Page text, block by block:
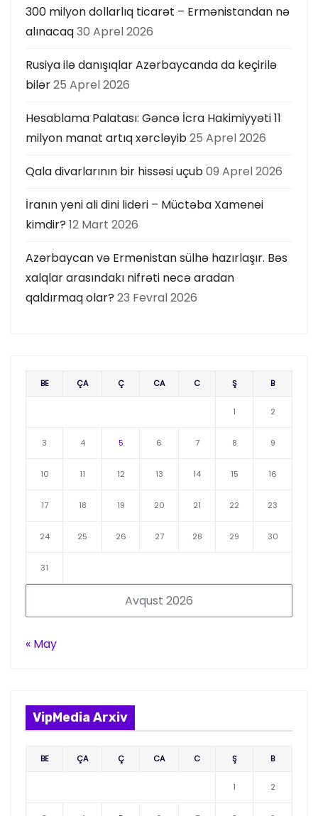
300 milyon dollarlıq ticarət – Ermənistandan nə
alınacaq30 Aprel 2026
Rusiya ilə danışıqlar Azərbaycanda da keçirilə
bilər25 Aprel 2026
Hesablama Palatası: Gəncə İcra Hakimiyyəti 11
milyon manat artıq xərcləyib25 Aprel 2026
Qala divarlarının bir hissəsi uçub09 Aprel 2026
İranın yeni ali dini lideri – Müctəba Xamenei
kimdir? 12 Mart 2026
Azərbaycan və Ermənistan sülhə hazırlaşır. Bəs
xalqlar arasındakı nifrəti necə aradan
qaldırmaq olar? 23 Fevral 2026
Avqust 2026
BE ÇA Ç CA C Ş B
1 2
3 4 5 6 7 8 9
10 11 12 13 14 15 16
17 18 19 20 21 22 23
24 25 26 27 28 29 30
31
« May
VipMedia Arxiv
BE ÇA Ç CA C Ş B
1 2